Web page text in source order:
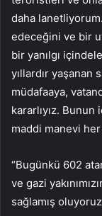
daha
edeceğini ve bir
bir yanılgı
yıllardır yaşanan
müdafaaya,
kararlıyız.
maddi manevi
“Bugünkü 602
ve gazi
sağlamış